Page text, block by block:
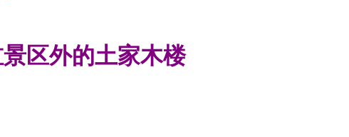
区外的土家木楼